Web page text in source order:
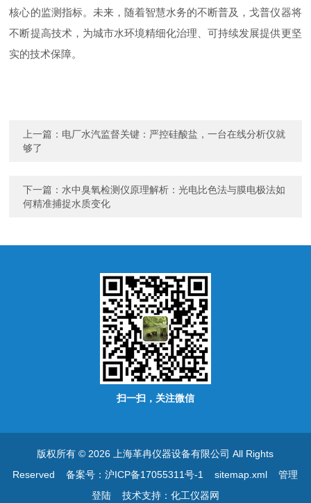
核心的监测指标。未来，随着智慧水务的不断普及，戈普仪器将
不断提高技术，为城市水环境精细化治理、可持续发展提供更坚
实的技术保障。
上一篇： 电厂水汽监督关键：严控硅酸盐，一台在线分析仪就
够了
下一篇： 水中臭氧检测仪原理解析：光电比色法与膜电极法如
何精准捕捉水质变化
扫一扫，关注微信
版权所有 © 2026 上海革冉仪器设备有限公司 All Rights
Reserved备案号：沪ICP备17055311号-1 sitemap.xml
管理
登陆技术支持： 化工仪器网